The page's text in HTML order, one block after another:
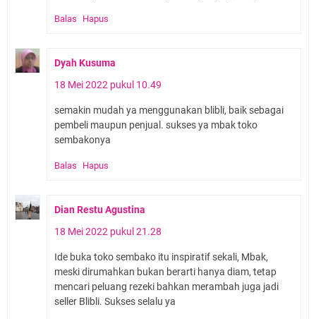
Balas Hapus
Dyah Kusuma
18 Mei 2022 pukul 10.49
semakin mudah ya menggunakan blibli, baik sebagai
pembeli maupun penjual. sukses ya mbak toko
sembakonya
Balas Hapus
Dian Restu Agustina
18 Mei 2022 pukul 21.28
Ide buka toko sembako itu inspiratif sekali, Mbak,
meski dirumahkan bukan berarti hanya diam, tetap
mencari peluang rezeki bahkan merambah juga jadi
seller Blibli. Sukses selalu ya